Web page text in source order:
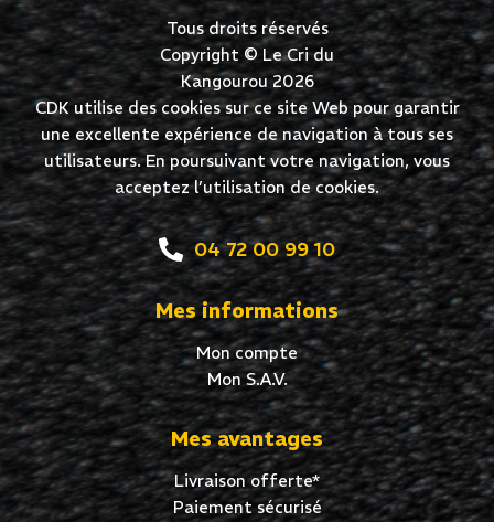
Tous droits réservés
Copyright © Le Cri du
Kangourou 2026
CDK utilise des cookies sur ce site Web pour garantir
une excellente expérience de navigation à tous ses
utilisateurs. En poursuivant votre navigation, vous
acceptez l’utilisation de cookies.
04 72 00 99 10
Mes informations
Mon compte
Mon S.A.V.
Mes avantages
Livraison offerte*
Paiement sécurisé